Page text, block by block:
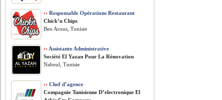
›› Responsable Opérations Restaurant
Chick’n Chips
Ben Arous, Tunisie
›› Assistante Administrative
Société El Yazan Pour La Rénovation
Nabeul, Tunisie
›› Chef d’agence
Compagnie Tunisienne D’electronique El